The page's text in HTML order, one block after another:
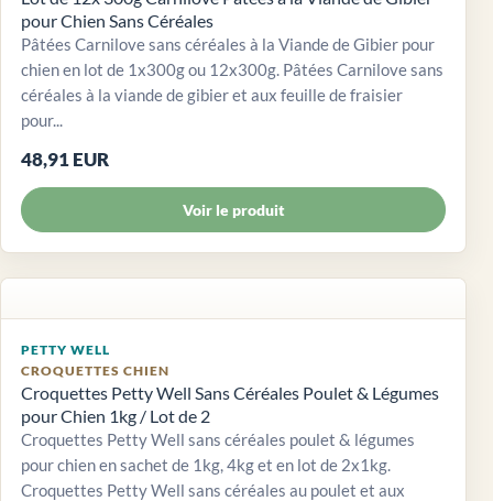
pour Chien Sans Céréales
Pâtées Carnilove sans céréales à la Viande de Gibier pour
chien en lot de 1x300g ou 12x300g. Pâtées Carnilove sans
céréales à la viande de gibier et aux feuille de fraisier
pour...
48,91 EUR
Voir le produit
PETTY WELL
CROQUETTES CHIEN
Croquettes Petty Well Sans Céréales Poulet & Légumes
pour Chien 1kg / Lot de 2
Croquettes Petty Well sans céréales poulet & légumes
pour chien en sachet de 1kg, 4kg et en lot de 2x1kg.
Croquettes Petty Well sans céréales au poulet et aux